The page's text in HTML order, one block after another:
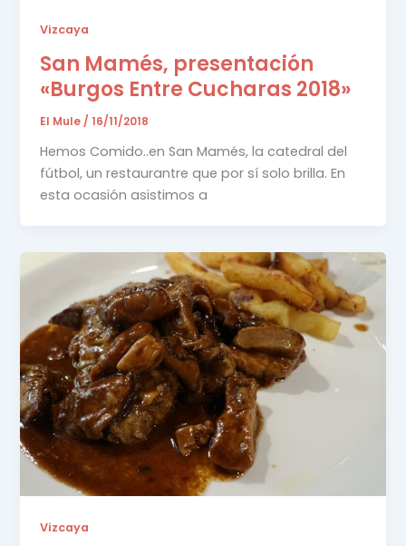
Vizcaya
San Mamés, presentación
«Burgos Entre Cucharas 2018»
El Mule /16/11/2018
Hemos Comido..en San Mamés, la catedral del
fútbol, un restaurantre que por sí solo brilla. En
esta ocasión asistimos a
Vizcaya